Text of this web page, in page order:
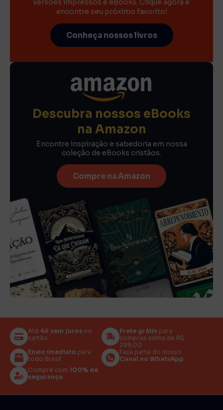
encontre seu próximo favorito!
Conheça nossos livros
Descubra nossos eBooks
na Amazon
Encontre inspiração e sabedoria em nossa
coleção de eBooks cristãos.
Compre na Amazon
Até 4X sem juros no
cartão
Frete grátis para
compras acima de R$
299,00
Envio imediato para
todo Brasil
Faça parte do nosso
Canal no WhatsApp
Compre com 100% de
segurança